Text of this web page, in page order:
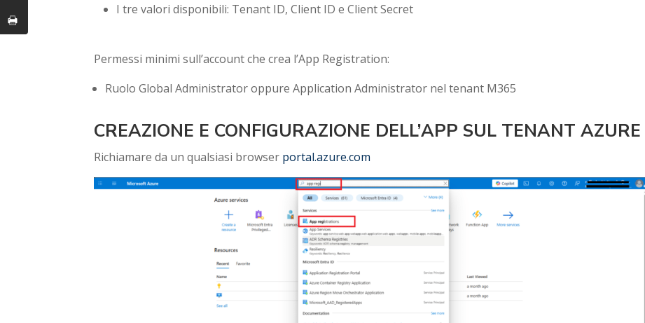
I tre valori disponibili: Tenant ID, Client ID e Client Secret
Permessi minimi sull’account che crea l’App Registration:
Ruolo Global Administrator oppure Application Administrator nel tenant M365
CREAZIONE E CONFIGURAZIONE DELL’APP SUL TENANT AZURE
Richiamare da un qualsiasi browser portal.azure.com